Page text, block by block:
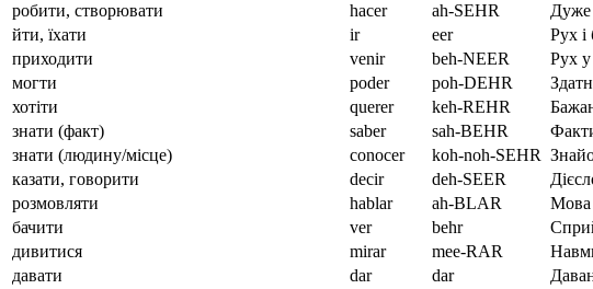
робити, створювати
hacer ah-SEHR
Дуже
йти, їхати
ir eer
Рух і
приходити
venir beh-NEER
Рух у
могти
poder poh-DEHR
хотіти
querer keh-REHR
знати (факт)
saber sah-BEHR
знати (людину/місце)
conocer koh-noh-SEHR
казати, говорити
decir deh-SEER
розмовляти
hablar ah-BLAR
Мова
бачити
ver behr
дивитися
mirar mee-RAR
давати
dar dar